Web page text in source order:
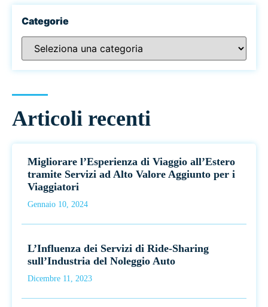
Categorie
Articoli recenti
Migliorare l’Esperienza di Viaggio all’Estero
tramite Servizi ad Alto Valore Aggiunto per i
Viaggiatori
Gennaio 10, 2024
L’Influenza dei Servizi di Ride-Sharing
sull’Industria del Noleggio Auto
Dicembre 11, 2023